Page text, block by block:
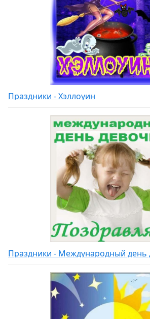
Праздники - Хэллоуин
Праздники - Международный день